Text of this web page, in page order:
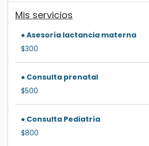
Mis servicios
● Asesoría lactancia materna
$300
● Consulta prenatal
$500
● Consulta Pediatría
$800